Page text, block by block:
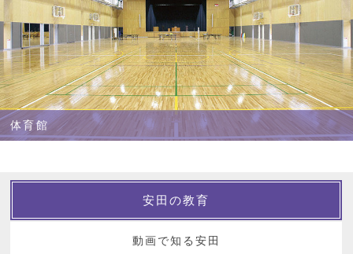
体育館
安田の教育
動画で知る安田